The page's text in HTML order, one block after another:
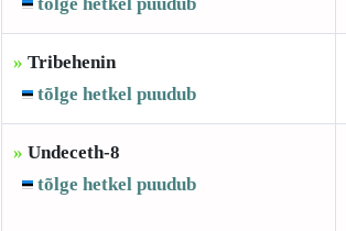
tõlge hetkel puudub
» Tribehenin
tõlge hetkel puudub
» Undeceth-8
tõlge hetkel puudub